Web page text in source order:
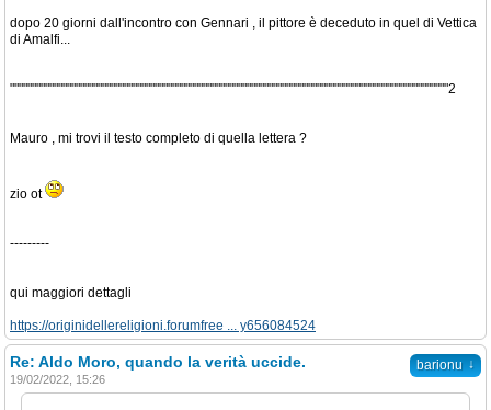
dopo 20 giorni dall'incontro con Gennari , il pittore è deceduto in quel di Vettica
di Amalfi...
""""""""""""""""""""""""""""""""""""""""""""""""""""""""""""""""""""""""""""""""""""""""""""""""""""2
Mauro , mi trovi il testo completo di quella lettera ?
zio ot
---------
qui maggiori dettagli
https://originidellereligioni.forumfree ... y656084524
barionu ↓
Re: Aldo Moro, quando la verità uccide.
19/02/2022, 15:26